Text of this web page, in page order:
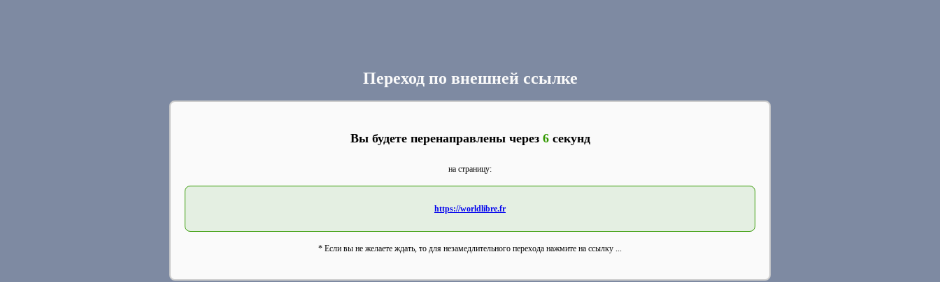
Переход по внешней ссылке
Вы будете перенаправлены через 6секунд
на страницу:
https://worldlibre.fr
* Если вы не желаете ждать, то для незамедлительного перехода нажмите на ссылку ...